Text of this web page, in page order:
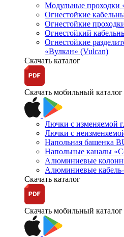
Модульные проходки
Огнестойкие
Огнестойкие
Огнестойкий
Огнестойкие
«Вулкан» (Vulcan)
Скачать каталог
Скачать мобильный каталог
Лючки с изменяемой
Лючки с
Напольная башенка
Напольные каналы
Алюминиевые
Алюминиевые
Скачать каталог
Скачать мобильный каталог